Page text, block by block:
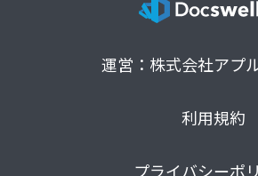
運営：株式会社アプ
利用規約
プライバシーポ